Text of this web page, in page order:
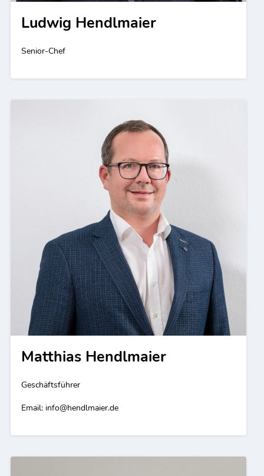
Ludwig Hendlmaier
Senior-Chef
Matthias Hendlmaier
Geschäftsführer
Email: info@hendlmaier.de